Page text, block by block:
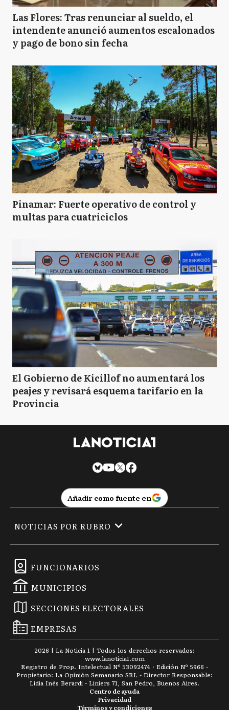
Las Flores: Tras renunciar al sueldo, el
intendente anunció aumentos escalonados
y pago de bono sin fecha
Pinamar: Fuerte operativo de control y
multas para cuatriciclos
El Gobierno de Kicillof no aumentará los
peajes y revisará esquema tarifario en la
Provincia
Añadir como fuente en
FUNCIONARIOS
MUNICIPIOS
SECCIONES ELECTORALES
EMPRESAS
NOTICIAS POR RUBRO
2026 | La Noticia 1 | Todos los derechos reservados:
www.lanoticia1.com
Registro de Prop. Intelectual Nº 53092474 · Edición Nº 5966 -
Propietario: La Opinión Semanario SRL - Director Responsable:
Lidia Inés Berardi - Liniers 71, San Pedro, Buenos Aires.
Términos y condiciones
Privacidad
Centro de ayuda